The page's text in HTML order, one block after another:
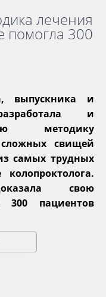
лечения
помогла 300
выпускника и
и
методику
сложных свищей
самых трудных
свою
300 пациентов